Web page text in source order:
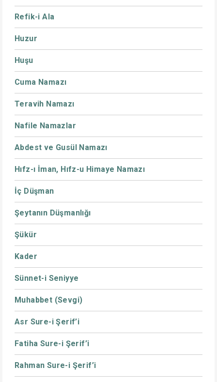
Refik-i Ala
Huzur
Huşu
Cuma Namazı
Teravih Namazı
Nafile Namazlar
Abdest ve Gusül Namazı
Hıfz-ı İman, Hıfz-u Himaye Namazı
İç Düşman
Şeytanın Düşmanlığı
Şükür
Kader
Sünnet-i Seniyye
Muhabbet (Sevgi)
Asr Sure-i Şerif’i
Fatiha Sure-i Şerif’i
Rahman Sure-i Şerif’i